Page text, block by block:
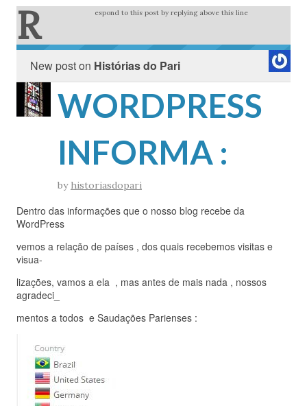
R espond to this post by replying above this line
New post on Histórias do Pari
WORDPRESS
INFORMA :
by historiasdopari
Dentro das informações que o nosso blog recebe da
WordPress
vemos a relação de países , dos quais recebemos visitas e
visua-
lizações, vamos a ela , mas antes de mais nada , nossos
agradeci_
mentos a todos e Saudações Parienses :